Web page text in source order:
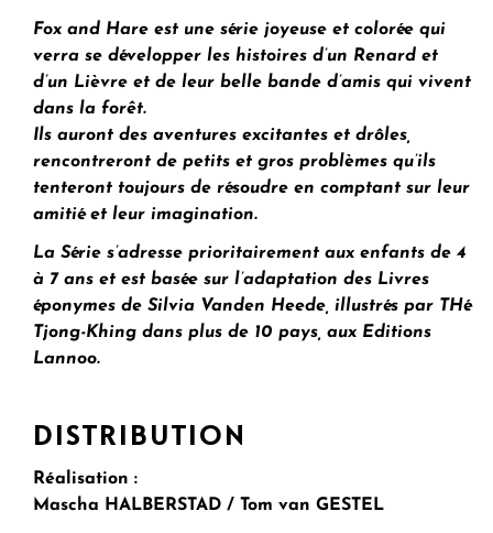
Fox and Hare est une série joyeuse et colorée qui
verra se développer les histoires d’un Renard et
d’un Lièvre et de leur belle bande d’amis qui vivent
dans la forêt.
Ils auront des aventures excitantes et drôles,
rencontreront de petits et gros problèmes qu’ils
tenteront toujours de résoudre en comptant sur leur
amitié et leur imagination.
La Série s’adresse prioritairement aux enfants de 4
à 7 ans et est basée sur l’adaptation des Livres
éponymes de Silvia Vanden Heede, illustrés par THé
Tjong-Khing dans plus de 10 pays, aux Editions
Lannoo.
DISTRIBUTION
Réalisation :
Mascha HALBERSTAD / Tom van GESTEL